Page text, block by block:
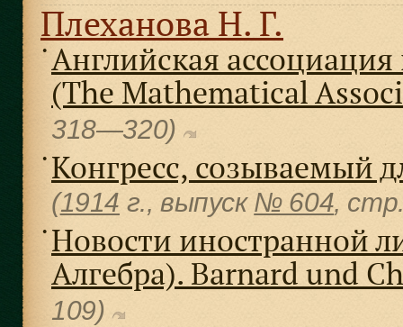
Плеханова Н. Г.
● Английская
(The Mathematical
318—320)
● Конгресс, созываемый
(1914 г., выпуск № 604,
● Новости иностранной
Алгебра). Barnard und
109)